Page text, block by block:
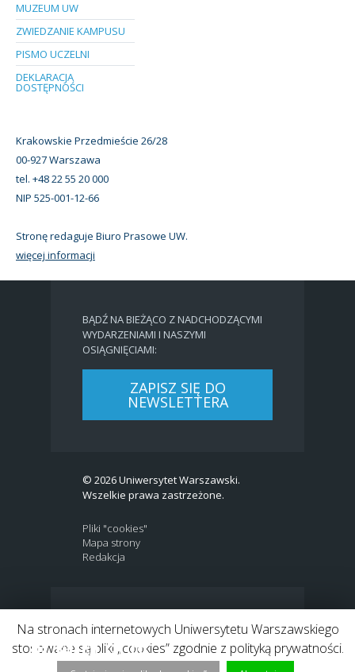
MUZEUM UW
ZWIEDZANIE KAMPUSU
PISMO UCZELNI
DEKLARACJA
DOSTĘPNOŚCI
Krakowskie Przedmieście 26/28
00-927 Warszawa
tel. +48 22 55 20 000
NIP 525-001-12-66
Stronę redaguje Biuro Prasowe UW.
więcej informacji
BĄDŹ NA BIEŻĄCO Z NADCHODZĄCYMI
WYDARZENIAMI I NASZYMI
OSIĄGNIĘCIAMI:
ZAPISZ SIĘ DO
NEWSLETTERA
© 2026 Uniwersytet Warszawski.
Wszelkie prawa zastrzeżone.
Pliki "cookies"
Mapa strony
Redakcja
Link do profilu Facebook
Link to Twitter profile
Link do kanału Youtube
Link do profilu Instagram
Link do profilu LinkedIn
Na stronach internetowych Uniwersytetu Warszawskiego
stosowane są pliki „cookies” zgodnie z polityką prywatności.